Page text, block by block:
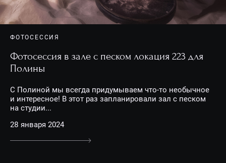
ФОТОСЕССИЯ
Фотосессия в зале с песком локация 223 для
Полины
С Полиной мы всегда придумываем что-то необычное
и интересное! В этот раз запланировали зал с песком
на студии...
28 января 2024